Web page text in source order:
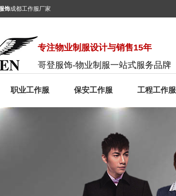
饰成都工作服厂家
专注物业制服设计与销售15年
哥登服饰-物业制服一站式服务品牌
职业工作服 保安工作服 工程工作服